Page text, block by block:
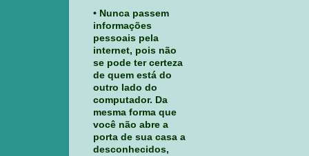
• Nunca passem
informações
pessoais pela
internet, pois não
se pode ter certeza
de quem está do
outro lado do
computador. Da
mesma forma que
você não abre a
porta de sua casa a
desconhecidos,